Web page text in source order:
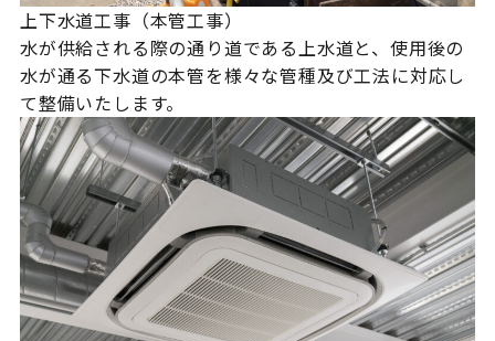
上下水道工事（本管工事）
水が供給される際の通り道である上水道と、使用後の
水が通る下水道の本管を様々な管種及び工法に対応し
て整備いたします。